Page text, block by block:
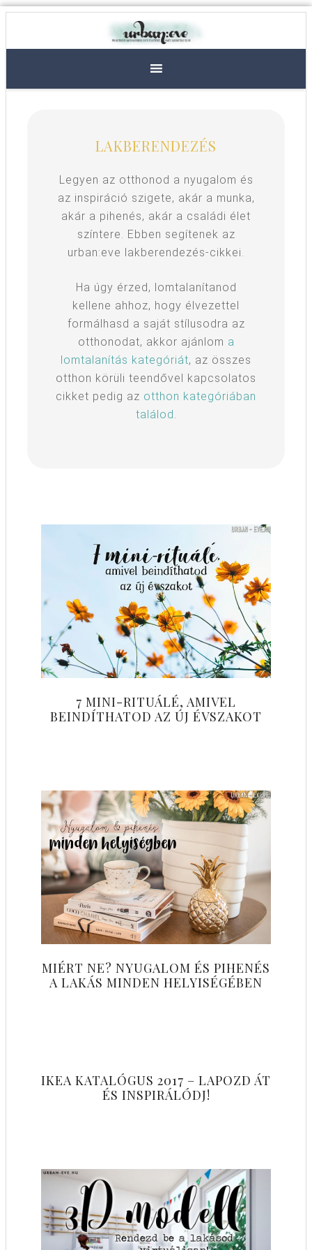
LAKBERENDEZÉS
Legyen az otthonod a nyugalom és
az inspiráció szigete, akár a munka,
akár a pihenés, akár a családi élet
színtere. Ebben segítenek az
urban:eve lakberendezés-cikkei.
Ha úgy érzed, lomtalanítanod
kellene ahhoz, hogy élvezettel
formálhasd a saját stílusodra az
otthonodat, akkor ajánlom a
lomtalanítás kategóriát, az összes
otthon körüli teendővel kapcsolatos
cikket pedig az otthon kategóriában
találod.
7 MINI-RITUÁLÉ, AMIVEL
BEINDÍTHATOD AZ ÚJ ÉVSZAKOT
MIÉRT NE? NYUGALOM ÉS PIHENÉS
A LAKÁS MINDEN HELYISÉGÉBEN
IKEA KATALÓGUS 2017 – LAPOZD ÁT
ÉS INSPIRÁLÓDJ!